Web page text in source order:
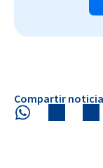
Compartir noticia